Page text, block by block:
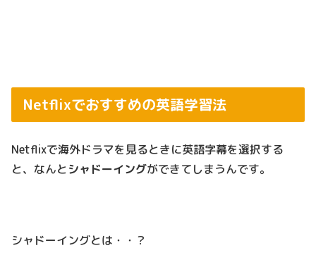
Netflixでおすすめの英語学習法
Netflixで海外ドラマを見るときに英語字幕を選択する
と、なんとシャドーイングができてしまうんです。
シャドーイングとは・・？